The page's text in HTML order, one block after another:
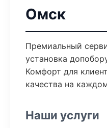
Омск
Премиальный
установка
Комфорт для
качества на
Наши услуги